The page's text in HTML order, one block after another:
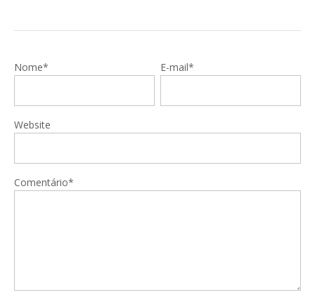
Nome* E-mail*
Website
Comentário*